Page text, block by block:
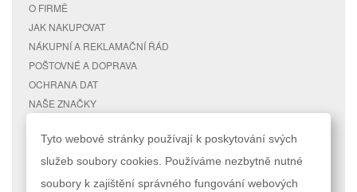
O FIRMĚ
JAK NAKUPOVAT
NÁKUPNÍ A REKLAMAČNÍ ŘÁD
POŠTOVNÉ A DOPRAVA
OCHRANA DAT
NAŠE ZNAČKY
RYCHLÉ ODKAZY
MAPA STRÁNEK
ÚČET
MŮJ ÚČET
Tyto webové stránky používají k poskytování svých
služeb soubory cookies. Používáme nezbytně nutné
soubory k zajištění správného fungování webových